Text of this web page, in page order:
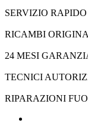
SERVIZIO RAPIDO
RICAMBI
24 MESI
TECNICI
RIPARAZIONI